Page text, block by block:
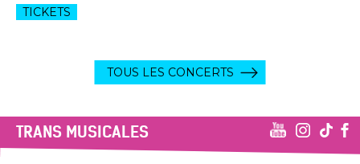
TICKETS
TOUS LES CONCERTS
TRANS MUSICALES